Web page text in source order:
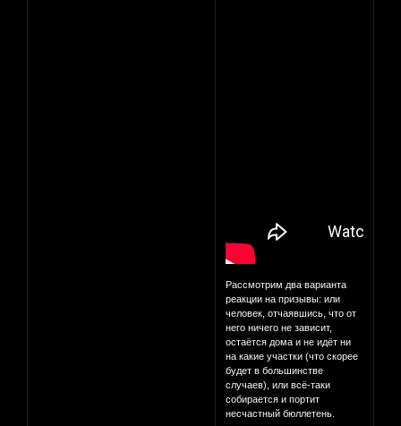
Рассмотрим два варианта
реакции на призывы: или
человек, отчаявшись, что от
него ничего не зависит,
остаётся дома и не идёт ни
на какие участки (что скорее
будет в большинстве
случаев), или всё-таки
собирается и портит
несчастный бюллетень.